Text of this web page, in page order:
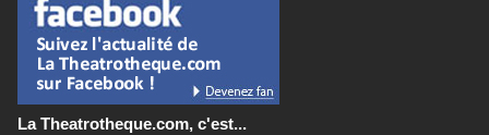
La Theatrotheque.com, c'est...